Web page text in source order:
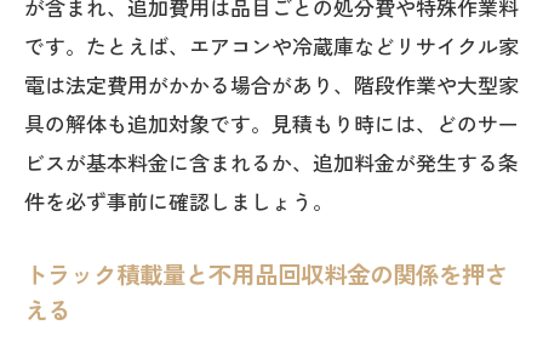
安心して不用品回収を任せる業者選びの
方法
無料回収の仕組みと注意すべきリスク
不用品回収が無料となる仕組みを分かり
やすく解説
ておく
が含まれ、追加費用は品目ごとの処分費や特殊作業料
です。たとえば、エアコンや冷蔵庫などリサイクル家
電は法定費用がかかる場合があり、階段作業や大型家
具の解体も追加対象です。見積もり時には、どのサー
ビスが基本料金に含まれるか、追加料金が発生する条
件を必ず事前に確認しましょう。
トラック積載量と不用品回収料金の関係を押さ
える